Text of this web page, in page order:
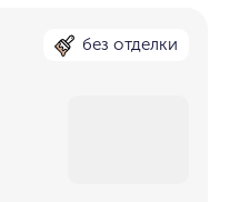
без отделки